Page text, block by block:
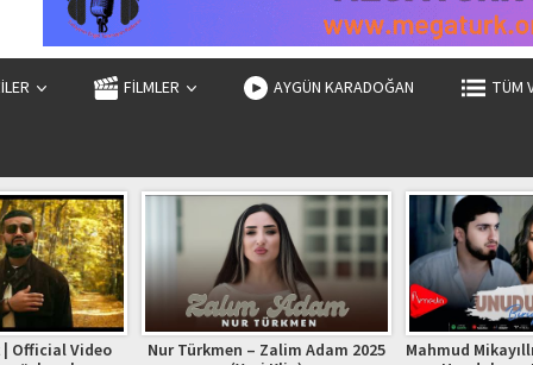
FİLMLER AYGÜN KARADOĞAN TÜM
Official Video
Nur Türkmen – Zalim Adam 2025
Mahmud